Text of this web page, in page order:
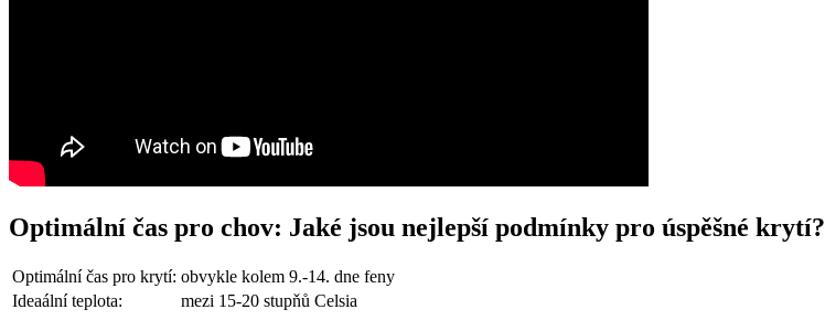
Optimální čas pro chov: Jaké jsou nejlepší podmínky pro úspěšné krytí?
Optimální čas pro krytí: obvykle kolem 9.-14. dne feny
Ideaální teplota:
mezi 15-20 stupňů Celsia